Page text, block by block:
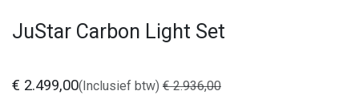
JuStar Carbon Light Set
€ 2.499,00(Inclusief btw) €2.936,00